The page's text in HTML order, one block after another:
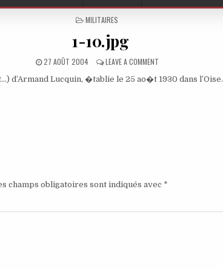
POSTED IN
MILITAIRES
1-10.jpg
PUBLISHED DATE:
27 AOÛT 2004 LEAVE A COMMENTON 1-10.JPG
d’Armand Lucquin, �tablie le 25 ao�t 1930 dans l’Oise.
champs obligatoires sont indiqués avec *